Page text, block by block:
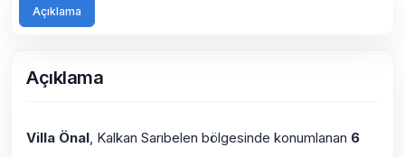
Açıklama
Açıklama
Villa Önal, Kalkan Sarıbelen bölgesinde konumlanan 6